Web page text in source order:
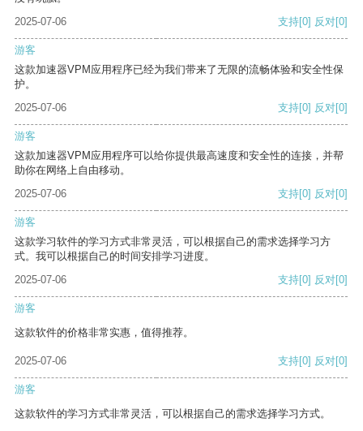
2025-07-06
支持[0] 反对[0]
游客
这款加速器VPM应用程序已经为我们带来了无限的流畅体验和安全性保
护。
2025-07-06
支持[0] 反对[0]
游客
这款加速器VPM应用程序可以给你提供最高速度和安全性的连接，并帮
助你在网络上自由移动。
2025-07-06
支持[0] 反对[0]
游客
这款学习软件的学习方式非常灵活，可以根据自己的需求选择学习方
式。我可以根据自己的时间安排学习进度。
2025-07-06
支持[0] 反对[0]
游客
这款软件的价格非常实惠，值得推荐。
2025-07-06 支持[0] 反对[0]
游客
这款软件的学习方式非常灵活，可以根据自己的需求选择学习方式。